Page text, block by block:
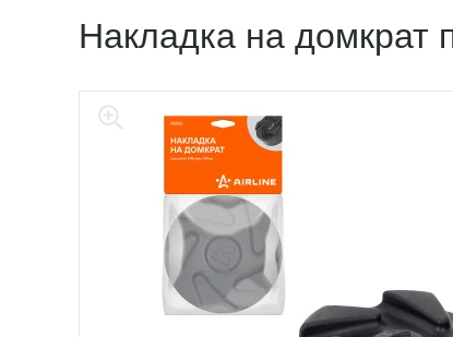
Накладка на домкрат